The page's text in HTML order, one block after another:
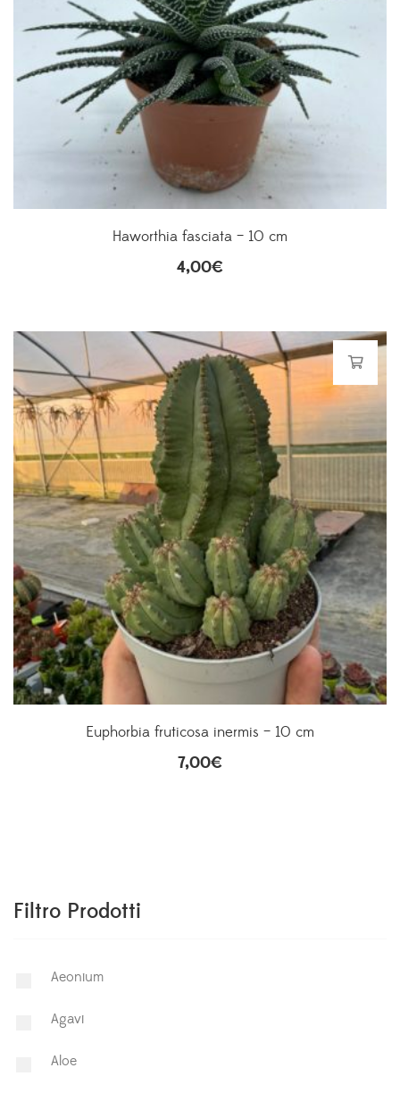
Haworthia fasciata – 10 cm
4,00€
Euphorbia fruticosa inermis – 10 cm
7,00€
Filtro Prodotti
Aeonium
Agavi
Aloe